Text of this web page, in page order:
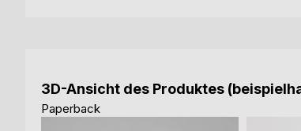
3D-Ansicht des Produktes
Paperback